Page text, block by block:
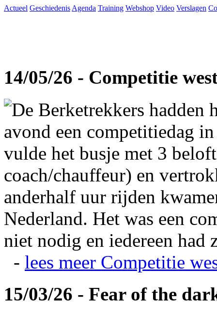
Actueel Geschiedenis Agenda Training Webshop Video Verslagen
14/05/26 - Competitie
De Berketrekkers hadden
avond een competitiedag
vulde het busje met 3
coach/chauffeur) en
anderhalf uur rijden
Nederland. Het was een
niet nodig en iedereen
- lees meer Competitie
15/03/26 - Fear of the